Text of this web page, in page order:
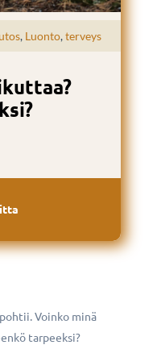
, Luonto,terveys
Voinko minä
tarpeeksi?